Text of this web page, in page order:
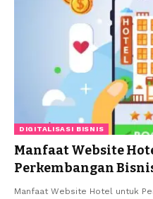
DIGITALISASI BISNIS
Manfaat Website
Perkembangan
Manfaat Website Hotel untuk